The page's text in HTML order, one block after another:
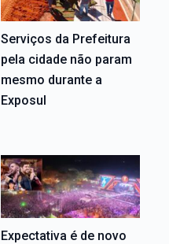
Serviços da Prefeitura
pela cidade não param
mesmo durante a
Exposul
Expectativa é de novo